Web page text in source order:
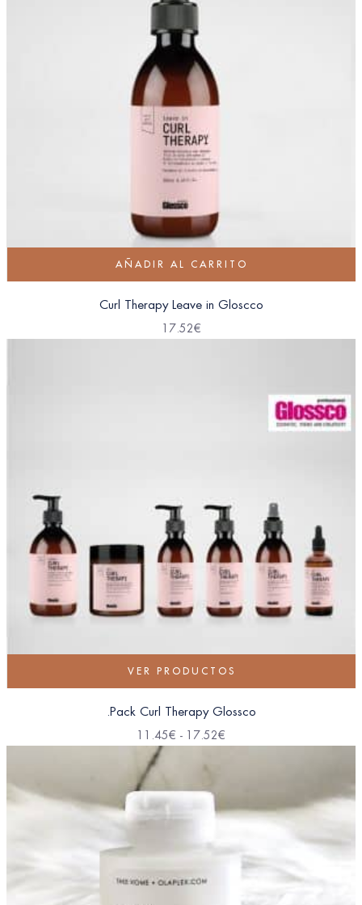
AÑADIR AL CARRITO
Curl Therapy Leave in Gloscco
17.52€
VER PRODUCTOS
.Pack Curl Therapy Glossco
11.45€ - 17.52€